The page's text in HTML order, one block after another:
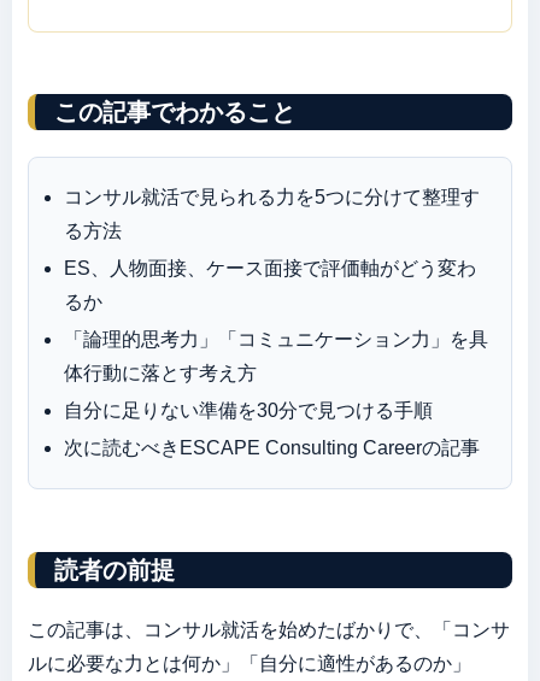
この記事でわかること
コンサル就活で見られる力を5つに分けて整理す
る方法
ES、人物面接、ケース面接で評価軸がどう変わ
るか
「論理的思考力」「コミュニケーション力」を具
体行動に落とす考え方
自分に足りない準備を30分で見つける手順
次に読むべきESCAPE Consulting Careerの記事
読者の前提
この記事は、コンサル就活を始めたばかりで、「コンサ
ルに必要な力とは何か」「自分に適性があるのか」